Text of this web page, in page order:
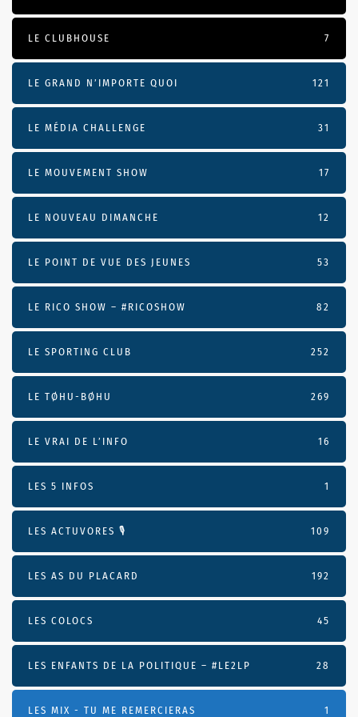
LE CLUBHOUSE 7
LE GRAND N’IMPORTE QUOI 121
LE MÉDIA CHALLENGE 31
LE MOUVEMENT SHOW 17
LE NOUVEAU DIMANCHE 12
LE POINT DE VUE DES JEUNES 53
LE RICO SHOW – #RICOSHOW 82
LE SPORTING CLUB 252
LE TØHU-BØHU 269
LE VRAI DE L’INFO 16
LES 5 INFOS 1
LES ACTUVORES 🎙 109
LES AS DU PLACARD 192
LES COLOCS 45
LES ENFANTS DE LA POLITIQUE – #LE2LP 28
LES MIX - TU ME REMERCIERAS 1